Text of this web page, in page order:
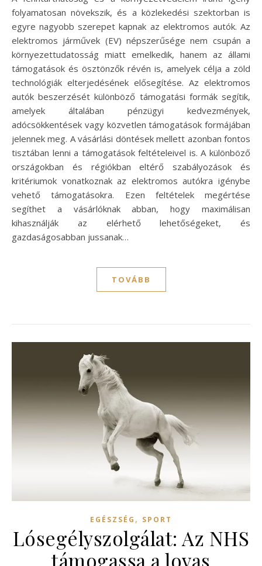
folyamatosan növekszik, és a közlekedési szektorban is
egyre nagyobb szerepet kapnak az elektromos autók. Az
elektromos járművek (EV) népszerűsége nem csupán a
környezettudatosság miatt emelkedik, hanem az állami
támogatások és ösztönzők révén is, amelyek célja a zöld
technológiák elterjedésének elősegítése. Az elektromos
autók beszerzését különböző támogatási formák segítik,
amelyek általában pénzügyi kedvezmények,
adócsökkentések vagy közvetlen támogatások formájában
jelennek meg. A vásárlási döntések mellett azonban fontos
tisztában lenni a támogatások feltételeivel is. A különböző
országokban és régiókban eltérő szabályozások és
kritériumok vonatkoznak az elektromos autókra igénybe
vehető támogatásokra. Ezen feltételek megértése
segíthet a vásárlóknak abban, hogy maximálisan
kihasználják az elérhető lehetőségeket, és
gazdaságosabban jussanak…
TOVÁBB
EGÉSZSÉG , SPORT
Lósegélyszolgálat: Az NHS
támogassa a lovas